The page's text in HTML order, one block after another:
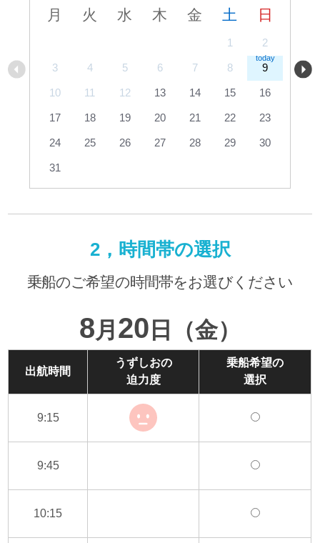
月 火 水 木 金 土 日
1 2
3 4 5 6 7 8 9
10 11 12 13 14 15 16
17 18 19 20 21 22 23
24 25 26 27 28 29 30
31
2，時間帯の選択
乗船のご希望の時間帯をお選びください
8月 20 日（金）
出航時間
うずしおの
迫力度
乗船希望の
選択
9:15
9:45
10:15